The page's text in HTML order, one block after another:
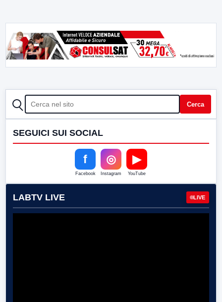
CERCA Cerca
SEGUICI SUI SOCIAL
f
Facebook
◎
Instagram
▶
YouTube
LABTV LIVE LIVE